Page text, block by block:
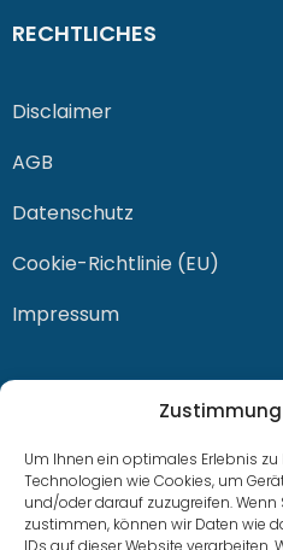
Um Ihnen ein optimales Erlebnis
Technologien wie Cookies, um
und/oder darauf zuzugreifen.
zustimmen, können wir Daten wie
IDs auf dieser Website verarbeiten.
RECHTLICHES
Disclaimer
AGB
Datenschutz
Cookie-Richtlinie (EU)
Impressum
0228 / 915 614 81